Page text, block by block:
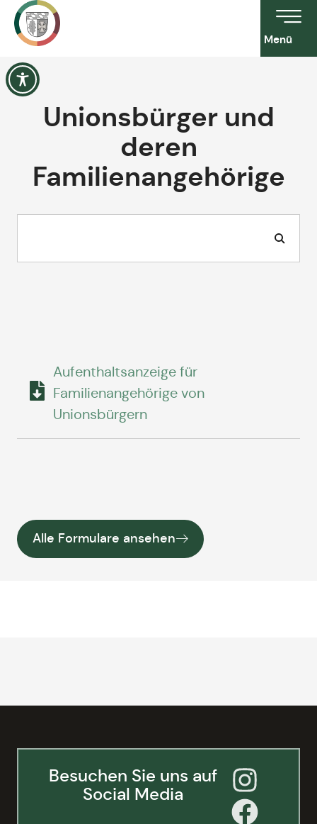
Menü
Unionsbürger und
deren
Familienangehörige
Aufenthaltsanzeige für
Familienangehörige von
Unionsbürgern
Alle Formulare ansehen
Besuchen Sie uns auf
Social Media